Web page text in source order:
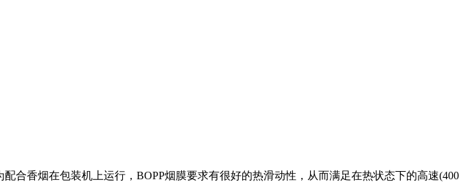
合香烟在包装机上运行，BOPP烟膜要求有很好的热滑动性，从而满足在热状态下的高速(400